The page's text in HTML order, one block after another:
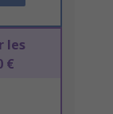
les
€